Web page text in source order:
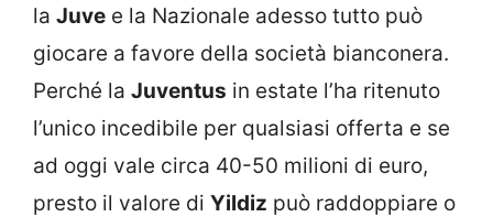
la Juve e la Nazionale adesso tutto può
giocare a favore della società bianconera.
Perché la Juventus in estate l’ha ritenuto
l’unico incedibile per qualsiasi offerta e se
ad oggi vale circa 40-50 milioni di euro,
presto il valore di Yildiz può raddoppiare o